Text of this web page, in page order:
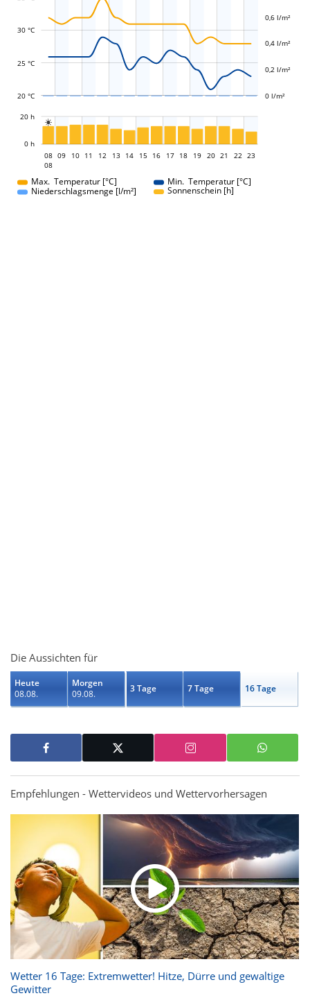
20 °C
30 °C
25 °C
0 l/m²
0,2 l/m²
0,4 l/m²
0,6 l/m²

0 h
20 h
08
08
08
09 10 11 12 13 14 15 16 17 18 19 20 21 22 23
Max. Temperatur [°C]
Min. Temperatur [°C]
Niederschlagsmenge [l/m²]
Sonnenschein [h]
Die Aussichten für
Heute
08.08.
Morgen
09.08.
3 Tage 7 Tage 16 Tage
Empfehlungen - Wettervideos und Wettervorhersagen
Wetter 16 Tage: Extremwetter! Hitze, Dürre und gewaltige
Gewitter